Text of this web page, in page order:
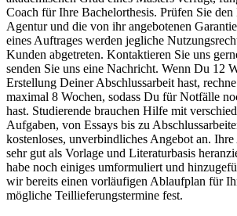
Coach für Ihre Bachelorthesis. Prüfen Sie
Agentur und die von ihr angebotenen
eines Auftrages werden jegliche
Kunden abgetreten. Kontaktieren Sie uns
senden Sie uns eine Nachricht. Wenn Du 12
Erstellung Deiner Abschlussarbeit hast,
maximal 8 Wochen, sodass Du für Notfälle
hast. Studierende brauchen Hilfe mit
Aufgaben, von Essays bis zu
kostenloses, unverbindliches Angebot an.
sehr gut als Vorlage und Literaturbasis
habe noch einiges umformuliert und
wir bereits einen vorläufigen Ablaufplan für
mögliche Teillieferungstermine fest.